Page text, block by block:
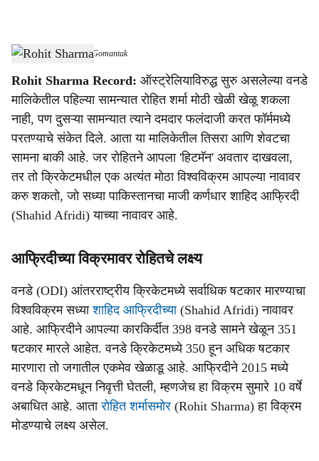
a
r
e
Rohit Sharma-Dainik Gomantak
Rohit Sharma Record: ऑस्ट्रेलियाविरुद्ध सुरु असलेल्या वनडे
मालिकेतील पहिल्या सामन्यात रोहित शर्मा मोठी खेळी खेळू शकला
नाही, पण दुसऱ्या सामन्यात त्याने दमदार फलंदाजी करत फॉर्ममध्ये
परतण्याचे संकेत दिले. आता या मालिकेतील तिसरा आणि शेवटचा
सामना बाकी आहे. जर रोहितने आपला 'हिटमॅन' अवतार दाखवला,
तर तो क्रिकेटमधील एक अत्यंत मोठा विश्वविक्रम आपल्या नावावर
करु शकतो, जो सध्या पाकिस्तानचा माजी कर्णधार शाहिद आफ्रिदी
(Shahid Afridi) याच्या नावावर आहे.
आफ्रिदीच्या विक्रमावर रोहितचे लक्ष्य
वनडे (ODI) आंतरराष्ट्रीय क्रिकेटमध्ये सर्वाधिक षटकार मारण्याचा
विश्वविक्रम सध्याशाहिद आफ्रिदीच्या(Shahid Afridi) नावावर
आहे. आफ्रिदीने आपल्या कारकिर्दीत 398 वनडे सामने खेळून 351
षटकार मारले आहेत. वनडे क्रिकेटमध्ये 350 हून अधिक षटकार
मारणारा तो जगातील एकमेव खेळाडू आहे. आफ्रिदीने 2015 मध्ये
वनडे क्रिकेटमधून निवृत्ती घेतली, म्हणजेच हा विक्रम सुमारे 10 वर्षे
अबाधित आहे. आतारोहित शर्मासमोर (Rohit Sharma) हा विक्रम
मोडण्याचे लक्ष्य असेल.